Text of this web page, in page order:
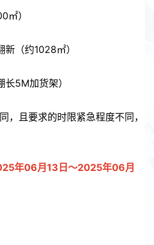
㎡）
（约1028㎡）
5M加货架）
，且要求的时限紧急程度不同，
年06月13日～2025年06月